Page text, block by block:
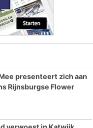
presenteert zich aan
Rijnsburgse Flower